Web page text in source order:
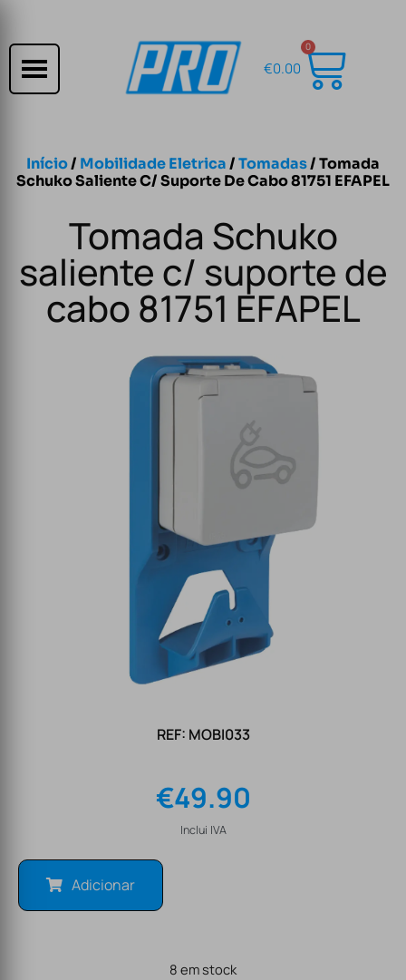
€0.00
0
Início/ Mobilidade Eletrica/Tomadas/ Tomada
Schuko Saliente C/ Suporte De Cabo 81751 EFAPEL
Tomada Schuko
saliente c/ suporte de
cabo 81751 EFAPEL
REF: MOBI033
€49.90
Inclui IVA
Adicionar
8 em stock